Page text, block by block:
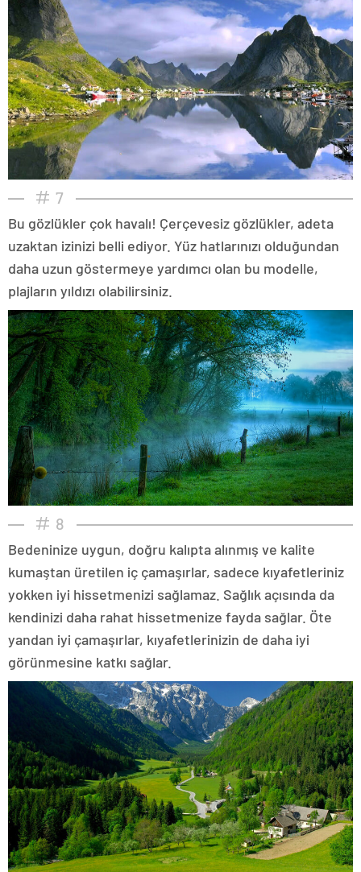
7
Bu gözlükler çok havalı! Çerçevesiz gözlükler, adeta
uzaktan izinizi belli ediyor. Yüz hatlarınızı olduğundan
daha uzun göstermeye yardımcı olan bu modelle,
plajların yıldızı olabilirsiniz.
8
Bedeninize uygun, doğru kalıpta alınmış ve kalite
kumaştan üretilen iç çamaşırlar, sadece kıyafetleriniz
yokken iyi hissetmenizi sağlamaz. Sağlık açısında da
kendinizi daha rahat hissetmenize fayda sağlar. Öte
yandan iyi çamaşırlar, kıyafetlerinizin de daha iyi
görünmesine katkı sağlar.